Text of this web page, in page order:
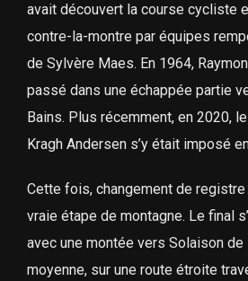
avait découvert la course cycliste
contre-la-montre par équipes
de Sylvère Maes. En 1964,
passé dans une échappée partie
Bains. Plus récemment, en 2020,
Kragh Andersen s’y était imposé
Cette fois, changement de registre
vraie étape de montagne. Le final
avec une montée vers Solaison de
moyenne, sur une route étroite